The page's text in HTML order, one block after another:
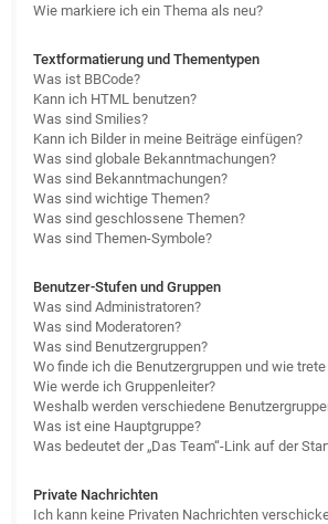
Wie markiere ich ein Thema als neu?
Textformatierung und Thementypen
Was ist BBCode?
Kann ich HTML benutzen?
Was sind Smilies?
Kann ich Bilder in meine Beiträge einfügen?
Was sind globale Bekanntmachungen?
Was sind Bekanntmachungen?
Was sind wichtige Themen?
Was sind geschlossene Themen?
Was sind Themen-Symbole?
Benutzer-Stufen und Gruppen
Was sind Administratoren?
Was sind Moderatoren?
Was sind Benutzergruppen?
Wo finde ich die Benutzergruppen und wie
Wie werde ich Gruppenleiter?
Weshalb werden verschiedene
Was ist eine Hauptgruppe?
Was bedeutet der „Das Team“-Link auf der
Private Nachrichten
Ich kann keine Privaten Nachrichten